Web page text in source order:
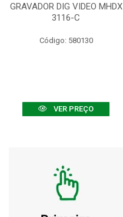
GRAVADOR DIG VIDEO MHDX
3116-C
Código: 580130
VER PREÇO